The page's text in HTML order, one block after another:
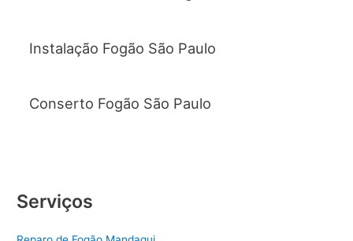
Instalação Fogão São Paulo
Conserto Fogão São Paulo
Serviços